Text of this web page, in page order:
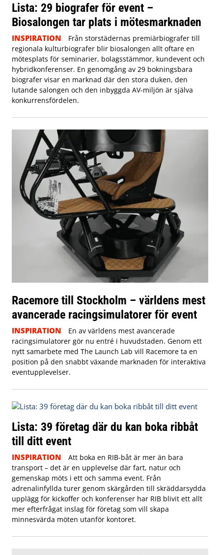
Lista: 29 biografer för event –
Biosalongen tar plats i mötesmarknaden
INSPIRATION
Från storstädernas premiärbiografer till
regionala kulturbiografer blir biosalongen allt oftare en
mötesplats för seminarier, bolagsstämmor, kundevent och
hybridkonferenser. En genomgång av 29 bokningsbara
biografer visar en marknad där den stora duken, den
lutande salongen och den inbyggda AV-miljön är själva
konkurrensfördelen.
Racemore till Stockholm – världens mest
avancerade racingsimulatorer för event
INSPIRATION
En av världens mest avancerade
racingsimulatorer gör nu entré i huvudstaden. Genom ett
nytt samarbete med The Launch Lab vill Racemore ta en
position på den snabbt växande marknaden för interaktiva
eventupplevelser.
Lista: 39 företag där du kan boka ribbåt
till ditt event
INSPIRATION
Att boka en RIB-båt är mer än bara
transport – det är en upplevelse där fart, natur och
gemenskap möts i ett och samma event. Från
adrenalinfyllda turer genom skärgården till skräddarsydda
upplägg för kickoffer och konferenser har RIB blivit ett allt
mer efterfrågat inslag för företag som vill skapa
minnesvärda möten utanför kontoret.